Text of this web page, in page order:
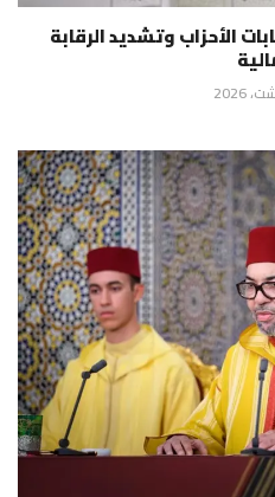
الأحزاب وتشديد الرقابة